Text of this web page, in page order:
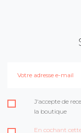
J'accepte de
la boutique
En cochant